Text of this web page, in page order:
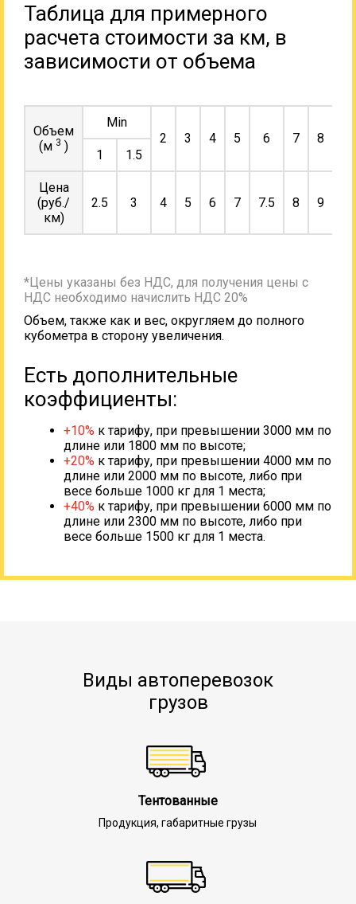
Таблица для примерного
расчета стоимости за км, в
зависимости от объема
Объем
(м 3 )
Min
2
3 4 5 6 7 8
1
1.5
Цена
(руб./
км)
2.5 3 4 5 6 7 7.5 8 9
*Цены указаны без НДС, для получения цены с
НДС необходимо начислить НДС 20%
Объем, также как и вес, округляем до полного
кубометра в сторону увеличения.
Есть дополнительные
коэффициенты:
+10% к тарифу, при превышении 3000 мм по
длине или 1800 мм по высоте;
+20% к тарифу, при превышении 4000 мм по
длине или 2000 мм по высоте, либо при
весе больше 1000 кг для 1 места;
+40% к тарифу, при превышении 6000 мм по
длине или 2300 мм по высоте, либо при
весе больше 1500 кг для 1 места.
Виды автоперевозок
грузов
Тентованные
Продукция, габаритные грузы